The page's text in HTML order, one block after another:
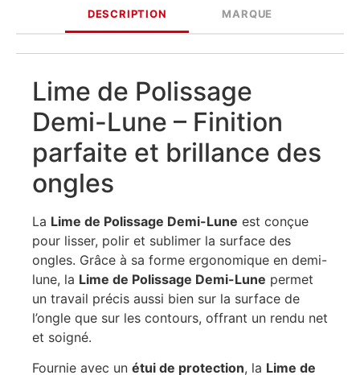
DESCRIPTION MARQUE
Lime de Polissage
Demi-Lune – Finition
parfaite et brillance des
ongles
La Lime de Polissage Demi-Lune est conçue
pour lisser, polir et sublimer la surface des
ongles. Grâce à sa forme ergonomique en demi-
lune, la Lime de Polissage Demi-Lune permet
un travail précis aussi bien sur la surface de
l’ongle que sur les contours, offrant un rendu net
et soigné.
Fournie avec un étui de protection, la Lime de